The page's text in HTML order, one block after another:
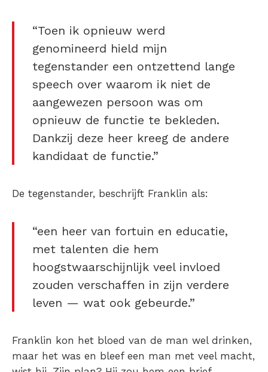
“Toen ik opnieuw werd
genomineerd hield mijn
tegenstander een ontzettend lange
speech over waarom ik niet de
aangewezen persoon was om
opnieuw de functie te bekleden.
Dankzij deze heer kreeg de andere
kandidaat de functie.”
De tegenstander, beschrijft Franklin als:
“een heer van fortuin en educatie,
met talenten die hem
hoogstwaarschijnlijk veel invloed
zouden verschaffen in zijn verdere
leven — wat ook gebeurde.”
Franklin kon het bloed van de man wel drinken,
maar het was en bleef een man met veel macht,